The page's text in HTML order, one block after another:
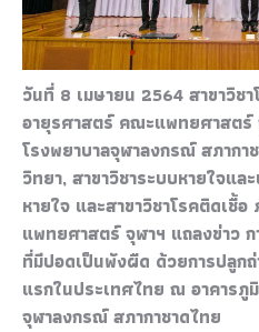
วันที่ 8 เมษายน 2564 สาขาวิช
อายุรศาสตร์ คณะแพทยศาสตร์
โรงพยาบาลจุฬาลงกรณ์ สภากา
วิทยา, สาขาวิชาระบบหายใจแล
หายใจ และสาขาวิชาโรคติดเชื้
แพทยศาสตร์ จุฬาฯ แถลงข่าว
ที่มีปอดเป็นพังผืด ด้วยการปลูกถ่
แรกในประเทศไทย ณ อาคาร
จุฬาลงกรณ์ สภากาชาดไทย